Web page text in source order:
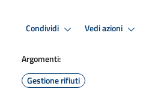
Condividi Vedi azioni
Argomenti:
Gestione rifiuti